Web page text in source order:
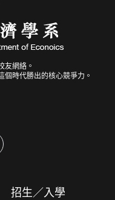
友網絡。
個時代勝出的核心競爭力。
招生／入學